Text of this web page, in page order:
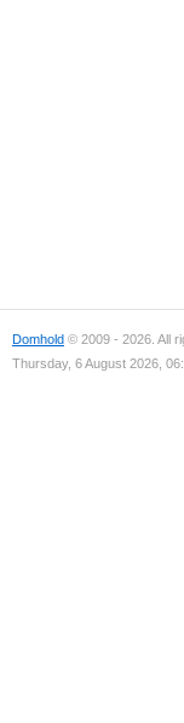
Domhold © 2009 - 2026. All
Thursday, 6 August 2026,